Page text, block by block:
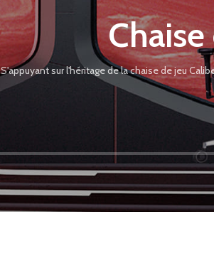
S'appuyant sur l'héritage de la chaise de jeu